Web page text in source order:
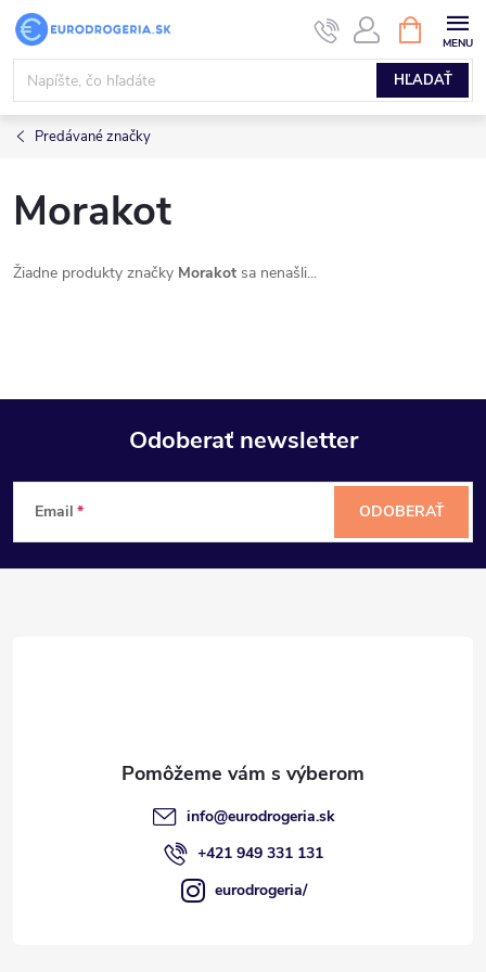
Prejsť
obsah
HĽADAŤ
KOŠÍK
Predávané značky
Morakot
Žiadne produkty značky Morakot sa nenašli...
Z
á
Odoberať newsletter
Email ODOBERAŤ
info@eurodrogeria.sk
+421 949 331 131
eurodrogeria/